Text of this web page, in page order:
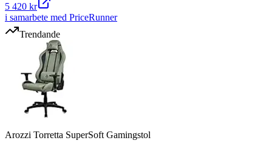
5 420 kr
i samarbete med PriceRunner
Trendande
Arozzi Torretta SuperSoft Gamingstol